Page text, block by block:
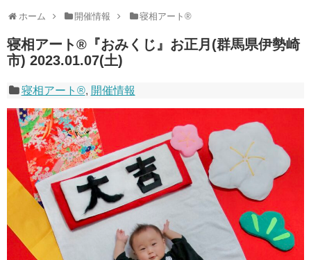
ホーム 開催情報 寝相アート®
寝相アート®︎『おみくじ』お正月(群馬県伊勢崎
市) 2023.01.07(土)
寝相アート®, 開催情報
知的財産権